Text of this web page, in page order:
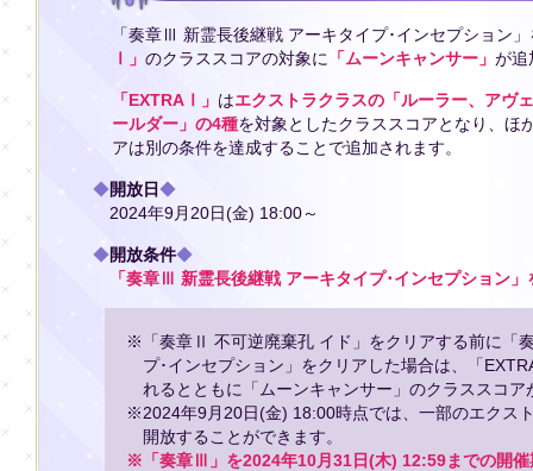
「奏章Ⅲ 新霊長後継戦 アーキタイプ･インセプション
Ⅰ」 のクラススコアの対象に 「ムーンキャンサー」 が追
「EXTRAⅠ」 はエクストラクラスの「ルーラー、アヴ
ールダー」の4種を対象としたクラススコアとなり、ほ
アは別の条件を達成することで追加されます。
◆開放日 ◆
2024年9月20日(金) 18:00～
◆開放条件◆
「奏章Ⅲ 新霊長後継戦 アーキタイプ･インセプション」
※「奏章Ⅱ 不可逆廃棄孔 イド」をクリアする前に「
プ･インセプション」をクリアした場合は、「
れるとともに「ムーンキャンサー」のクラススコア
※2024年9月20日(金) 18:00時点では、一部のエクス
開放することができます。
※「奏章Ⅲ」を2024年10月31日(木) 12:59までの開催